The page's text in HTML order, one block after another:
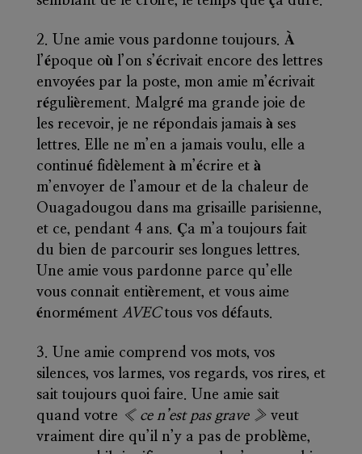
Une amie vous pardonne toujours. À
l’époque où l’on s’écrivait encore des lettres
envoyées par la poste, mon amie m’écrivait
régulièrement. Malgré ma grande joie de
les recevoir, je ne répondais jamais à ses
lettres. Elle ne m’en a jamais voulu, elle a
continué fidèlement à m’écrire et à
m’envoyer de l’amour et de la chaleur de
Ouagadougou dans ma grisaille parisienne,
et ce, pendant 4 ans. Ça m’a toujours fait
du bien de parcourir ses longues lettres.
Une amie vous pardonne parce qu’elle
vous connait entièrement, et vous aime
énormément AVECtous vos défauts.
Une amie comprend vos mots, vos
silences, vos larmes, vos regards, vos rires, et
sait toujours quoi faire. Une amie sait
quand votre « ce n’est pas grave »veut
vraiment dire qu’il n’y a pas de problème,